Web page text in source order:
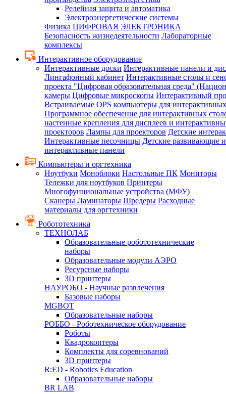
Релейная защита и автоматика
Электроэнергетические системы
Физика ЦИФРОВАЯ ЭЛЕКТРОНИКА
Безопасность жизнедеятельности Лабораторные
комплексы
Интерактивное оборудование
Интерактивные доски Интерактивные панели и
Лингафонный кабинет Интерактивные столы и
проекта "Цифровая образовательная среда"
камеры Цифровые микроскопы Интерактивный
Встраиваемые OPS компьютеры для
Программное обеспечение для интерактивных
настенные крепления для дисплеев и
проекторов Лампы для проекторов Детские
Интерактивные песочницы Детские развивающие
интерактивные панели
Компьютеры и оргтехника
Ноутбуки Моноблоки Настольные ПК Мониторы
Тележки для ноутбуков Принтеры
Многофунциональные устройства (МФУ)
Сканеры Ламинаторы Шредеры Расходные
материалы для оргтехники
Робототехника
ТЕХНОЛАБ
Образовательные робототехнические
наборы
Образовательные модули АЭРО
Ресурсные наборы
3D принтеры
НАУРОБО - Научные развлечения
Базовые наборы
MGBOT
Образовательные наборы
РОББО - Роботехническое оборудование
Роботы
Квадрокоптеры
Комплекты для соревнований
3D принтеры
R:ED - Robotics Education
Образовательные наборы
BR LAB